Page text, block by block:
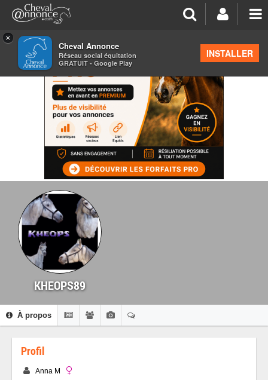
×
Cheval Annonce
Réseau social équitation
GRATUIT - Google Play
INSTALLER
KHEOPS89
À propos
Profil
Anna M